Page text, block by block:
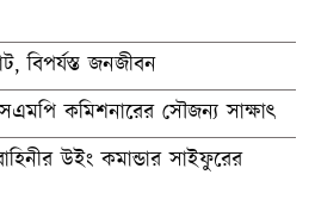
বিপর্যস্ত জনজীবন
কমিশনারের সৌজন্য সাক্ষাৎ
উইং কমান্ডার সাইফুরের